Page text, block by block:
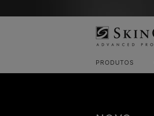
PRODUTOS